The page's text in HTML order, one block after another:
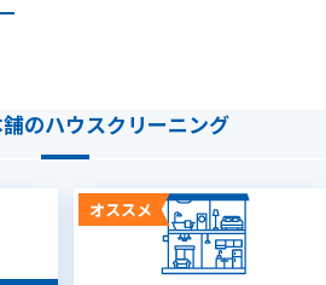
のハウスクリーニング
オススメ